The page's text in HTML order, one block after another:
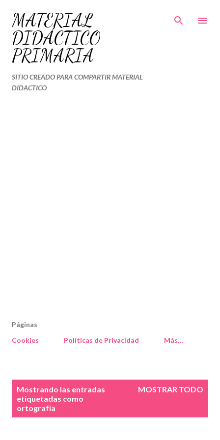
Ir al contenido principal
MATERIAL
DIDÁCTICO
PRIMARIA
SITIO CREADO PARA COMPARTIR MATERIAL
DIDACTICO
Páginas
Cookies
Políticas de Privacidad Más…
Mostrando las entradas
etiquetadas como
ortografía
MOSTRAR TODO